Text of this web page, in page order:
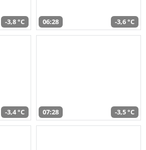
-3,8 °C 06:28 -3,6 °C
-3,4 °C 07:28 -3,5 °C